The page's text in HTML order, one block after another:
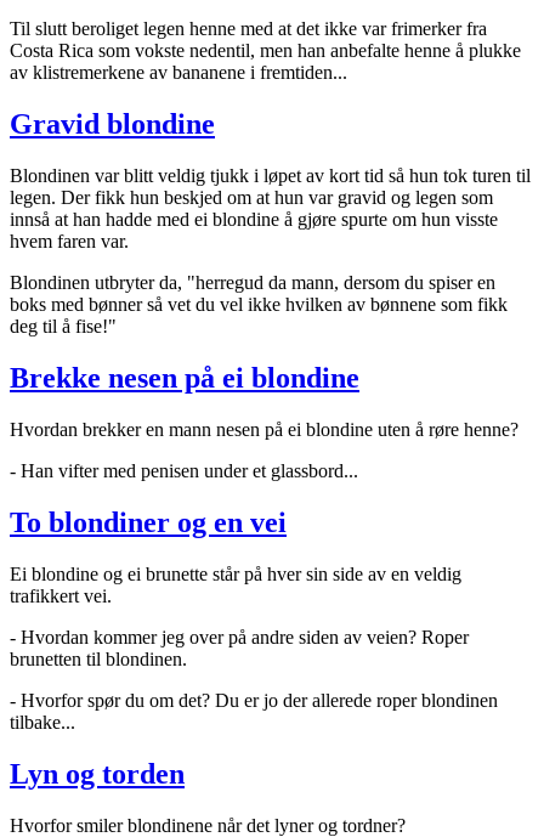
Til slutt beroliget legen henne med at det ikke var frimerker fra
Costa Rica som vokste nedentil, men han anbefalte henne å plukke
av klistremerkene av bananene i fremtiden...
Gravid blondine
Blondinen var blitt veldig tjukk i løpet av kort tid så hun tok turen til
legen. Der fikk hun beskjed om at hun var gravid og legen som
innså at han hadde med ei blondine å gjøre spurte om hun visste
hvem faren var.
Blondinen utbryter da, "herregud da mann, dersom du spiser en
boks med bønner så vet du vel ikke hvilken av bønnene som fikk
deg til å fise!"
Brekke nesen på ei blondine
Hvordan brekker en mann nesen på ei blondine uten å røre henne?
- Han vifter med penisen under et glassbord...
To blondiner og en vei
Ei blondine og ei brunette står på hver sin side av en veldig
trafikkert vei.
- Hvordan kommer jeg over på andre siden av veien? Roper
brunetten til blondinen.
- Hvorfor spør du om det? Du er jo der allerede roper blondinen
tilbake...
Lyn og torden
Hvorfor smiler blondinene når det lyner og tordner?